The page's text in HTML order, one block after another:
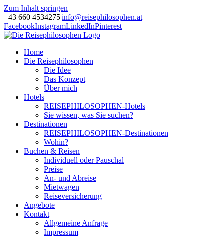
Zum Inhalt springen
+43 660 4534275|info@reisephilosophen.at
FacebookInstagramLinkedInPinterest
Home
Die Reisephilosophen
Die Idee
Das Konzept
Über mich
Hotels
REISEPHILOSOPHEN-Hotels
Sie wissen, was Sie suchen?
Destinationen
REISEPHILOSOPHEN-Destinationen
Wohin?
Buchen & Reisen
Individuell oder Pauschal
Preise
An- und Abreise
Mietwagen
Reiseversicherung
Angebote
Kontakt
Allgemeine Anfrage
Impressum